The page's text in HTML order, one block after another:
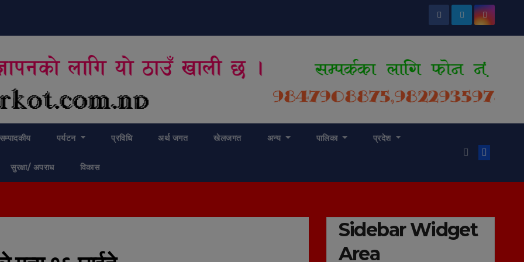
सम्पादकीय पर्यटन प्रविधि अर्थ जगत खेलजगत अन्य पालिका प्रदेश
सुरक्षा/ अपराध विकास
Sidebar Widget
Area